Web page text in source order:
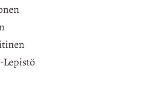
Lepistö